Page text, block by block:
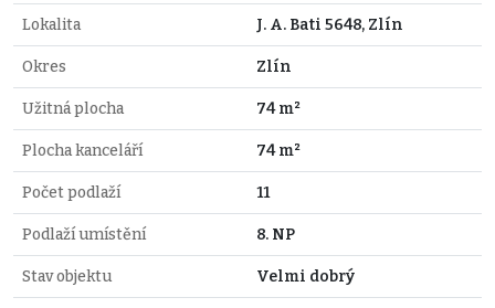
Lokalita J. A. Bati 5648, Zlín
Okres Zlín
Užitná plocha 74 m²
Plocha kanceláří 74 m²
Počet podlaží 11
Podlaží umístění 8. NP
Stav objektu Velmi dobrý